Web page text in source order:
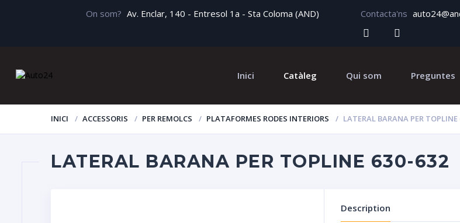
On som? Av. Enclar, 140 - Entresol 1a - Sta Coloma (AND) Contacta'ns
Inici Catàleg Qui som Preguntes
INICI ACCESSORIS PER REMOLCS PLATAFORMES RODES INTERIORS LATERAL BARANA PER
LATERAL BARANA PER TOPLINE 630-632
Description